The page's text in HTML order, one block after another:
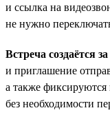
и ссылка на
не нужно
Встреча создаётся
и приглашение
а также
без необходимости